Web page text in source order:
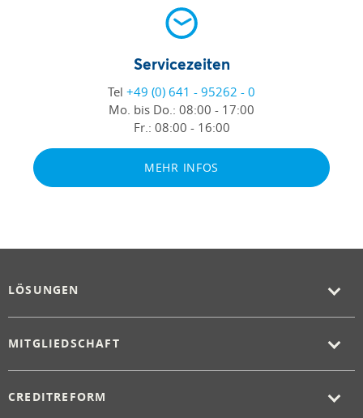
Servicezeiten
Tel +49 (0) 641 - 95262 - 0
Mo. bis Do.: 08:00 - 17:00
Fr.: 08:00 - 16:00
MEHR INFOS
LÖSUNGEN
MITGLIEDSCHAFT
CREDITREFORM